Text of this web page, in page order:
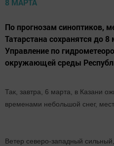
По прогнозам синоптиков,
Татарстана сохранятся до
Управление по
окружающей среды
Так, завтра, 6 марта, в Казани
временами небольшой снег,
Ветер северо-западный